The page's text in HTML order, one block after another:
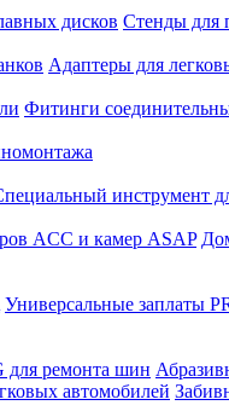
дисков Стенды для
Адаптеры для
Фитинги
инструмент
ACC и камер ASAP
Универсальные заплаты
для ремонта шин
автомобилей